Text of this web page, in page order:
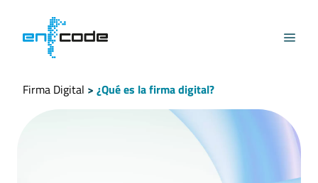
Autogestión del Certificado
Firma Digital > ¿Qué es la firma digital?